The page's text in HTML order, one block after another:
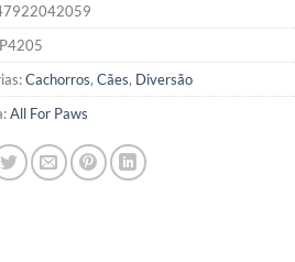
Cachorros, Cães, Diversão
All For Paws